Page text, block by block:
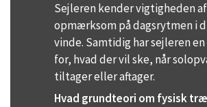
Sejleren kender vigtigheden
opmærksom på dagsrytmen i
vinde. Samtidig har sejleren
for, hvad der vil ske, når
tiltager eller aftager.
Hvad grundteori om fysisk